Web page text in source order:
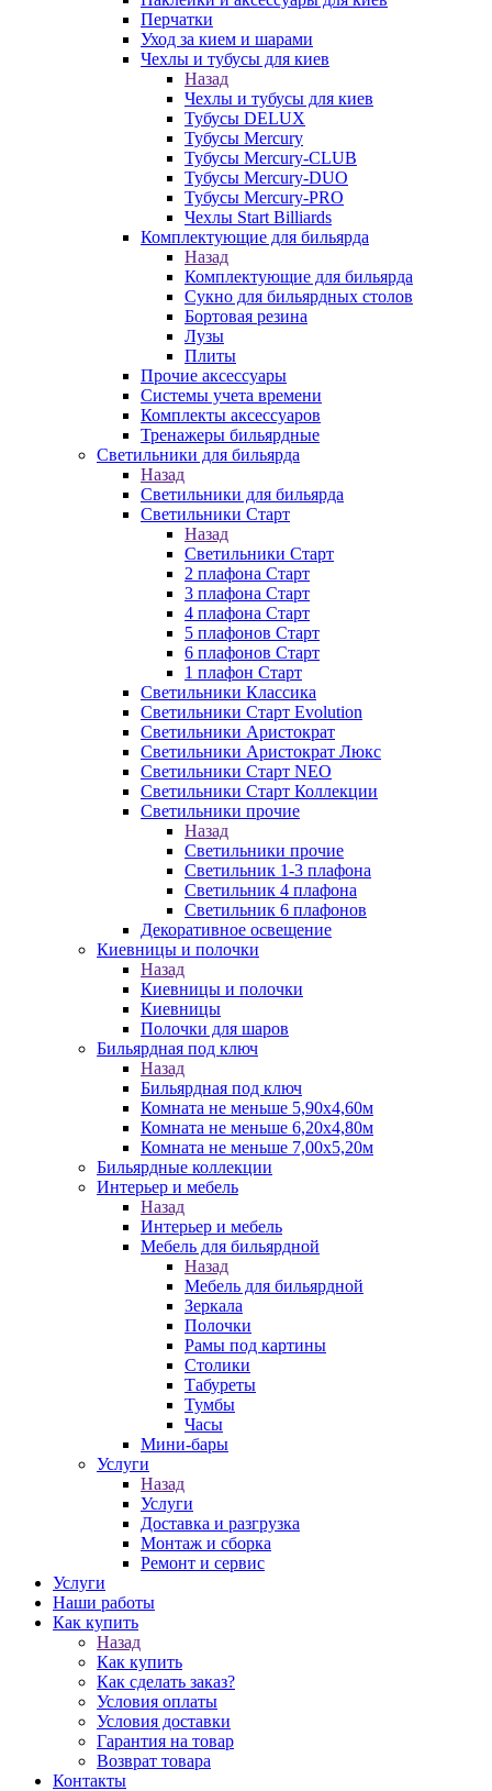
Перчатки
Уход за кием и шарами
Чехлы и тубусы для киев
Назад
Чехлы и тубусы для киев
Тубусы DELUX
Тубусы Mercury
Тубусы Mercury-CLUB
Тубусы Mercury-DUO
Тубусы Mercury-PRO
Чехлы Start Billiards
Комплектующие для бильярда
Назад
Комплектующие для бильярда
Сукно для бильярдных столов
Бортовая резина
Лузы
Плиты
Прочие аксессуары
Системы учета времени
Комплекты аксессуаров
Тренажеры бильярдные
Светильники для бильярда
Назад
Светильники для бильярда
Светильники Старт
Назад
Светильники Старт
2 плафона Старт
3 плафона Старт
4 плафона Старт
5 плафонов Старт
6 плафонов Старт
1 плафон Старт
Светильники Классика
Светильники Старт Evolution
Светильники Аристократ
Светильники Аристократ Люкс
Светильники Старт NEO
Светильники Старт Коллекции
Светильники прочие
Назад
Светильники прочие
Светильник 1-3 плафона
Светильник 4 плафона
Светильник 6 плафонов
Декоративное освещение
Киевницы и полочки
Назад
Киевницы и полочки
Киевницы
Полочки для шаров
Бильярдная под ключ
Назад
Бильярдная под ключ
Комната не меньше 5,90х4,60м
Комната не меньше 6,20х4,80м
Комната не меньше 7,00х5,20м
Бильярдные коллекции
Интерьер и мебель
Назад
Интерьер и мебель
Мебель для бильярдной
Назад
Мебель для бильярдной
Зеркала
Полочки
Рамы под картины
Столики
Табуреты
Тумбы
Часы
Мини-бары
Услуги
Назад
Услуги
Доставка и разгрузка
Монтаж и сборка
Ремонт и сервис
Услуги
Наши работы
Как купить
Назад
Как купить
Как сделать заказ?
Условия оплаты
Условия доставки
Гарантия на товар
Возврат товара
Контакты